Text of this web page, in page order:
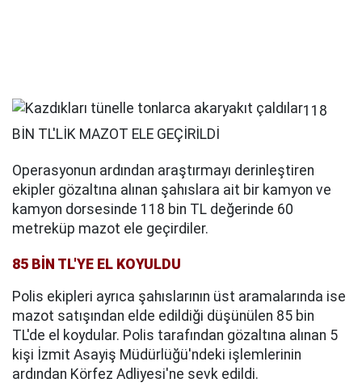
118
BİN TL'LİK MAZOT ELE GEÇİRİLDİ
Operasyonun ardından araştırmayı derinleştiren
ekipler gözaltına alınan şahıslara ait bir kamyon ve
kamyon dorsesinde 118 bin TL değerinde 60
metreküp mazot ele geçirdiler.
85 BİN TL'YE EL KOYULDU
Polis ekipleri ayrıca şahıslarının üst aramalarında ise
mazot satışından elde edildiği düşünülen 85 bin
TL'de el koydular. Polis tarafından gözaltına alınan 5
kişi İzmit Asayiş Müdürlüğü'ndeki işlemlerinin
ardından Körfez Adliyesi'ne sevk edildi.